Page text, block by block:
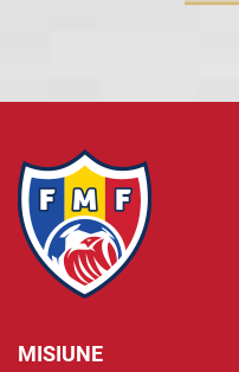
MISIUNE